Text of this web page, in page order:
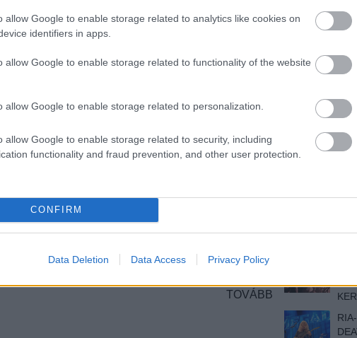
allow Google to enable storage related to analytics like cookies on
identifiers in apps.
allow Google to enable storage related to functionality of the website
allow Google to enable storage related to personalization.
allow Google to enable storage related to security, including
functionality and fraud prevention, and other user protection.
CONFIRM
Data Deletion Data Access Privacy Policy
, ahol az eddigieknél jóval több tartalom vár!
Egyelőre
duó készülőben levő második
után máris itt a második videoklip hozzá, a
Hudson rendezte, amiben a tagok egy
egyébként nemrég adott koncertet a
után megmutatjuk a videót.
TOVÁBB
BESZÁMOLÓK